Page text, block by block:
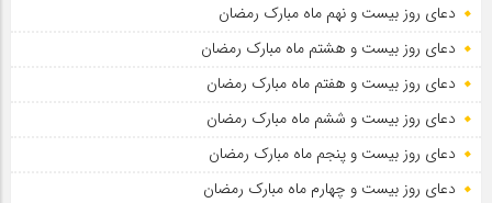
دعای روز بیست و نهم ماه مبارک رمضان
دعای روز بیست و هشتم ماه مبارک رمضان
دعای روز بیست و هفتم ماه مبارک رمضان
دعای روز بیست و ششم ماه مبارک رمضان
دعای روز بیست و پنجم ماه مبارک رمضان
دعای روز بیست و چهارم ماه مبارک رمضان